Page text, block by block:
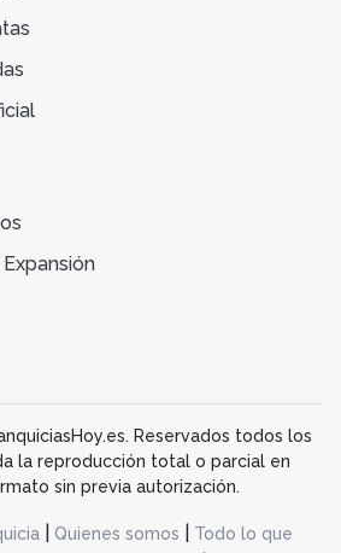
Reservados todos los
la reproducción total o parcial en
sin previa autorización.
Quienes somos
Todo lo que